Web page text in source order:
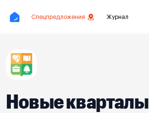
Спецпредложения Журнал
Новые кварталы